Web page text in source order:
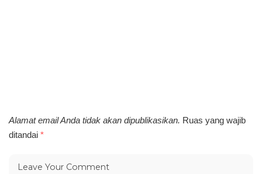
Alamat email Anda tidak akan dipublikasikan. Ruas yang wajib
ditandai *